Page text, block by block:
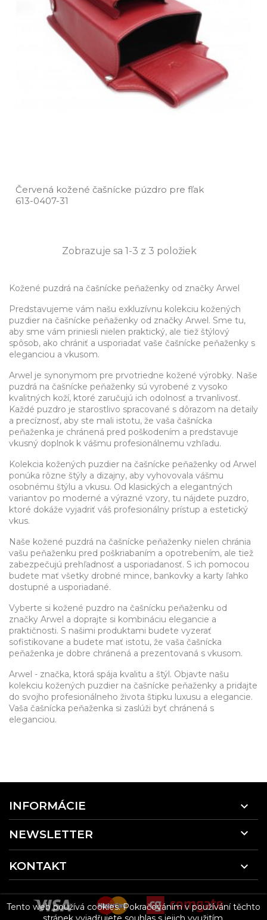
Červená kožené čašnícke púzdro pre fľak
613­-0407­-31
Zobrazuje sa 1-3 z 3 položiek
Kožené puzdrá na čašnícke peňaženky od značky Arwel
Predstavujeme vám našu exkluzívnu kolekciu kožených
puzdier na čašnícke peňaženky od značky Arwel. Sme tu,
aby sme vám priniesli nielen praktický, ale tiež štýlový
spôsob, ako chrániť a usporiadať vaše čašnícke peňaženky s
eleganciou a vkusom.
Arwel je synonymom pre prvotriedne kožené výrobky. Naše
puzdrá na čašnícke peňaženky sú vyrobené z vysoko
kvalitných koží, ktoré zaručujú ich odolnosť a trvanlivosť.
Každé puzdro je starostlivo spracované s dôrazom na detaily
a precíznosť, aby ste mali istotu, že vaša čašnícka
peňaženka je chránená pred poškodením a predstavuje
vkusný doplnok k vášmu profesionálnemu vzhľadu.
Kolekcia kožených puzdier na čašnícke peňaženky od Arwel
ponúka rôzne štýly a dizajny, aby vyhovovala vášmu
osobnému štýlu a vkusu. Od klasických a elegantných
variantov po moderné a výrazné vzory, tu nájdete puzdro,
ktoré dokáže vyjadriť váš profesionálny prístup a estetický
vkus.
Naše kožené puzdrá na čašnícke peňaženky nielen chránia
vašu peňaženku pred poškriabaním a opotrebením, ale tiež
zabezpečujú prehľadnosť a usporiadanosť. S ich pomocou
budete mať všetky drobné mince, bankovky a karty ľahko
dostupné a usporiadané.
Vyberte si kožené puzdro na čašnícku peňaženku od
značky Arwel a doprajte si kombináciu elegancie a
praktičnosti. S našimi produktami budete vyzerať
sofistikovane a budete mať istotu, že vaša čašnícka
peňaženka je dobre chránená a prezentovaná s vkusom.
Arwel - značka, ktorá spája kvalitu a štýl. Objavte našu
kolekciu kožených puzdier na čašnícke peňaženky a pridajte
do svojho profesionálneho života štipku luxusu a elegancie.
Vaša čašnícka peňaženka si zaslúži byť chránená s
eleganciou.
INFORMÁCIE 
NEWSLETTER 
KONTAKT 
Tento web používá cookies. Pokračováním v používání těchto